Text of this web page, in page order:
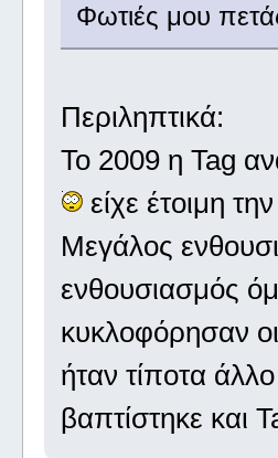
Φωτιές μου
Περιληπτικά:
Το 2009 η Tag
είχε έτοιμη
Μεγάλος
ενθουσιασμός
κυκλοφόρησαν
ήταν τίποτα
βαπτίστηκε και